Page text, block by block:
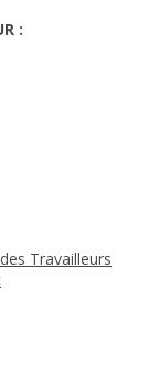
:
Travailleurs